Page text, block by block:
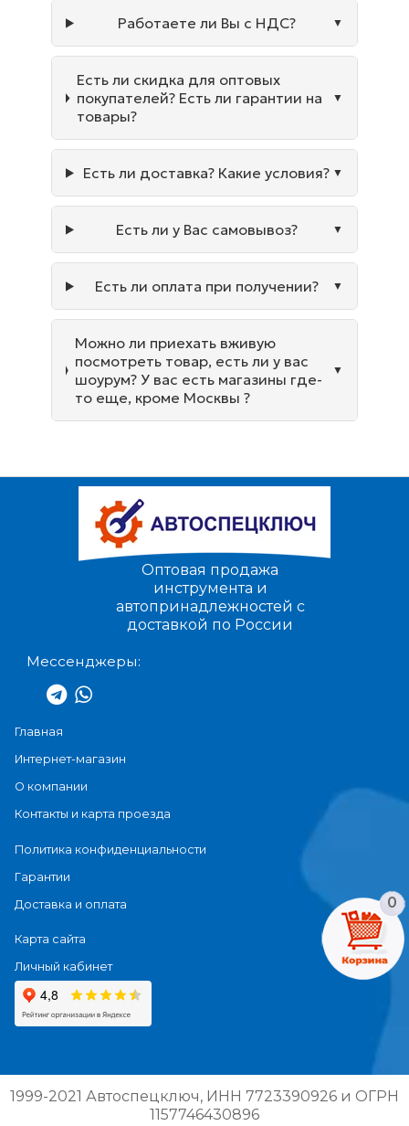
0
Работаете ли Вы с НДС?
Есть ли скидка для оптовых
покупателей? Есть ли гарантии на
товары?
Есть ли доставка? Какие условия?
Есть ли у Вас самовывоз?
Есть ли оплата при получении?
Можно ли приехать вживую
посмотреть товар, есть ли у вас
шоурум? У вас есть магазины где-
то еще, кроме Москвы ?
Оптовая продажа
инструмента и
автопринадлежностей с
доставкой по России
Мессенджеры:
Главная
Интернет-магазин
О компании
Контакты и карта проезда
Политика конфиденциальности
Гарантии
Доставка и оплата
Карта сайта
Личный кабинет
1999-2021 Автоспецключ, ИНН 7723390926 и ОГРН
1157746430896